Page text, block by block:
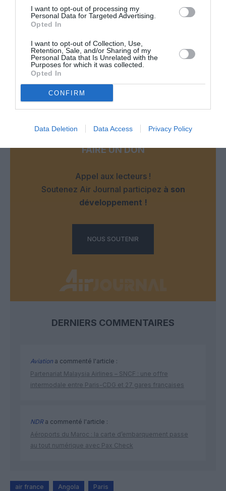
I want to opt-out of processing my
Personal Data for Targeted Advertising.
Opted In
I want to opt-out of Collection, Use,
Retention, Sale, and/or Sharing of my
Personal Data that Is Unrelated with the
Purposes for which it was collected.
Opted In
CONFIRM
Data Deletion Data Access Privacy Policy
Kmer a commenté :
7 juillet 2015 - 12 h 58 min
pétrodollars n’ont qu’une seule langue. Celle du cash $$$
FAIRE UN DON
Appel aux lecteurs !
Soutenez Air Journal participez à son
développement !
NOUS SOUTENIR
DERNIERS COMMENTAIRES
Aviation a commenté l'article :
Partenariat Malaysia Airlines – SNCF : une offre
intermodale entre Paris-CDG et 27 gares françaises
NDRa commenté l'article :
Aéroports du Maroc : la carte d’embarquement passe
au tout numérique avec Pax Check
air france Angola Paris